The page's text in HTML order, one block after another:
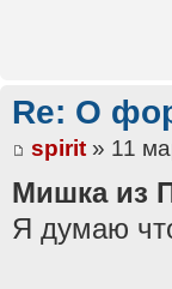
Re: О
spirit » 11
Мишка из
Я думаю